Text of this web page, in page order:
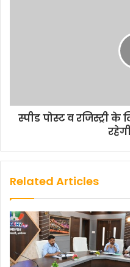
स्पीड पोस्ट व रजिस्ट्री
Related Articles